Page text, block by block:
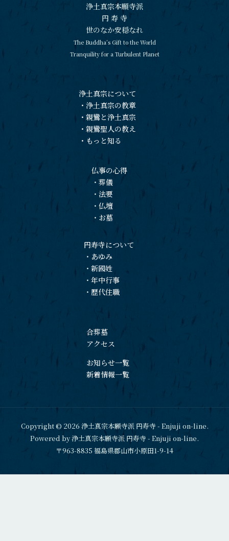
浄土真宗本願寺派
円 寿 寺
世のなか安穏なれ
The Buddha’s Gift to the World
Tranquility for a Turbulent Planet
浄土真宗について
・浄土真宗の教章
・親鸞と浄土真宗
・親鸞聖人の教え
・ もっと知る
仏事の心得
・葬儀
・法要
・仏壇
・ お墓
円寿寺について
・ あゆみ
・新國姓
・年中行事
・ 歴代住職
合葬墓
アクセス
お知らせ一覧
新着情報一覧
Copyright © 2026 浄土真宗本願寺派 円寿寺 - Enjuji on-line.
Powered by 浄土真宗本願寺派 円寿寺 - Enjuji on-line.
〒963-8835 福島県郡山市小原田1-9-14